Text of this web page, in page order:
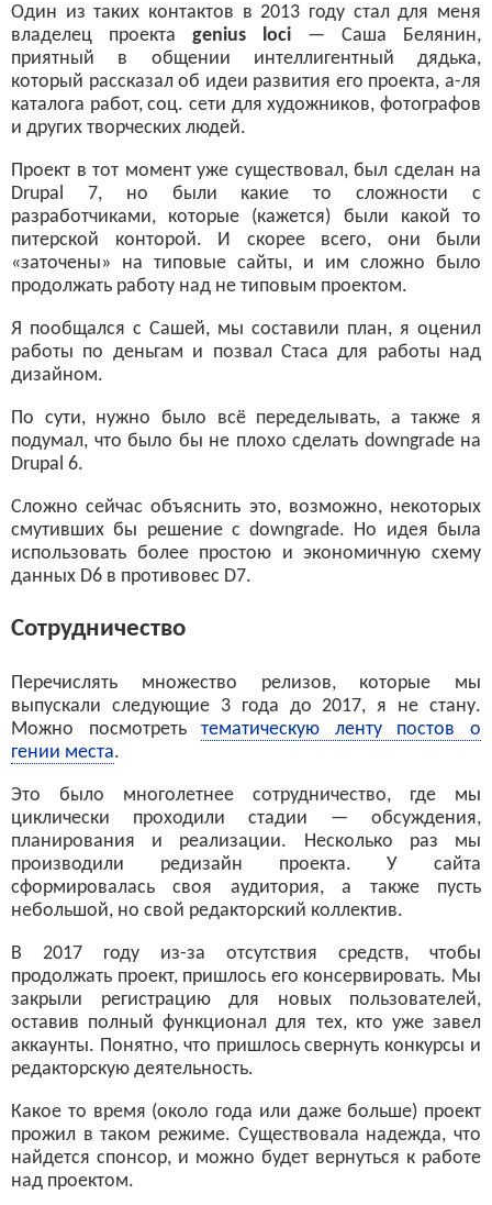
Один из таких контактов в 2013 году стал для меня
владелец проекта genius loci — Саша Белянин,
приятный в общении интеллигентный дядька,
который рассказал об идеи развития его проекта, а-ля
каталога работ, соц. сети для художников, фотографов
и других творческих людей.
Проект в тот момент уже существовал, был сделан на
Drupal 7, но были какие то сложности с
разработчиками, которые (кажется) были какой то
питерской конторой. И скорее всего, они были
«заточены» на типовые сайты, и им сложно было
продолжать работу над не типовым проектом.
Я пообщался с Сашей, мы составили план, я оценил
работы по деньгам и позвал Стаса для работы над
дизайном.
По сути, нужно было всё переделывать, а также я
подумал, что было бы не плохо сделать downgrade на
Drupal 6.
Сложно сейчас объяснить это, возможно, некоторых
смутивших бы решение с downgrade. Но идея была
использовать более простою и экономичную схему
данных D6 в противовес D7.
Сотрудничество
Перечислять множество релизов, которые мы
выпускали следующие 3 года до 2017, я не стану.
Можно посмотретьтематическую ленту постов о
гении места.
Это было многолетнее сотрудничество, где мы
циклически проходили стадии — обсуждения,
планирования и реализации. Несколько раз мы
производили редизайн проекта. У сайта
сформировалась своя аудитория, а также пусть
небольшой, но свой редакторский коллектив.
В 2017 году из-за отсутствия средств, чтобы
продолжать проект, пришлось его консервировать. Мы
закрыли регистрацию для новых пользователей,
оставив полный функционал для тех, кто уже завел
аккаунты. Понятно, что пришлось свернуть конкурсы и
редакторскую деятельность.
Какое то время (около года или даже больше) проект
прожил в таком режиме. Существовала надежда, что
найдется спонсор, и можно будет вернуться к работе
над проектом.